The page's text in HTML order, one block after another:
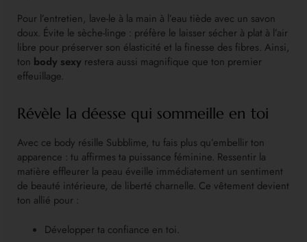
Pour l’entretien, lave-le à la main à l’eau tiède avec un savon
doux. Évite le sèche-linge : préfère le laisser sécher à plat à l’air
libre pour préserver son élasticité et la finesse des fibres. Ainsi,
ton body sexy restera aussi magnifique que ton premier
effeuillage.
Révèle la déesse qui sommeille en toi
Avec ce body résille Subblime, tu fais plus qu’embellir ton
apparence : tu affirmes ta puissance féminine. Ressentir la
matière effleurer la peau éveille immédiatement un sentiment
de beauté intérieure, de liberté charnelle. Ce vêtement devient
ton allié pour :
Développer ta confiance en toi.